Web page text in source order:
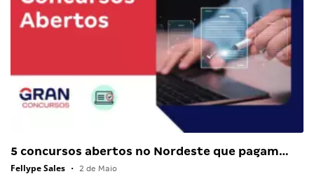
5 concursos abertos no Nordeste que pagam…
Fellype Sales • 2 de Maio